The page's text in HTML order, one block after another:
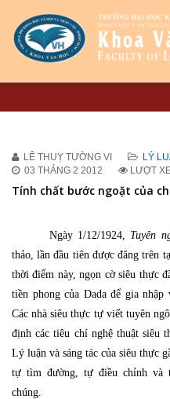
LÊ THUỴ TƯỜNG VI
LÝ
03 THÁNG 2 2012
LƯỢT
Tính chất bước ngoặt của
Ngày 1/12/1924, Tuyên
thảo, lần đầu tiên được đăng trên
thời điểm này, ngọn cờ siêu thực
tiền phong của Dada để gia
Các nhà siêu thực tự viết tuyên
định các tiêu chí nghệ thuật siêu
Lý luận và sáng tác của siêu thực
tự tìm đường, tự điều chỉnh và
chúng.